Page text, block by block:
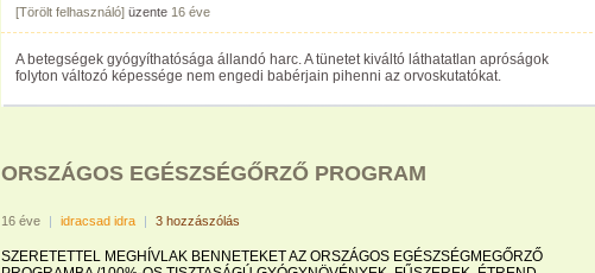
[Törölt felhasználó] üzente 16 éve
A betegségek gyógyíthatósága állandó harc. A tünetet kiváltó láthatatlan apróságok
folyton változó képessége nem engedi babérjain pihenni az orvoskutatókat.
ORSZÁGOS EGÉSZSÉGŐRZŐ PROGRAM
16 éve | idracsad idra | 3 hozzászólás
SZERETETTEL MEGHÍVLAK BENNETEKET AZ ORSZÁGOS EGÉSZSÉGMEGŐRZŐ